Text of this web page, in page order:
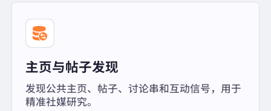
主页与帖子发现
发现公共主页、帖子、讨论串和互动信号，用于
精准社媒研究。